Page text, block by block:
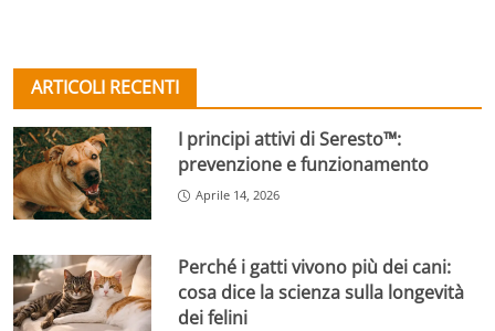
ARTICOLI RECENTI
I principi attivi di Seresto™:
prevenzione e funzionamento
Aprile 14, 2026
Perché i gatti vivono più dei cani:
cosa dice la scienza sulla longevità
dei felini